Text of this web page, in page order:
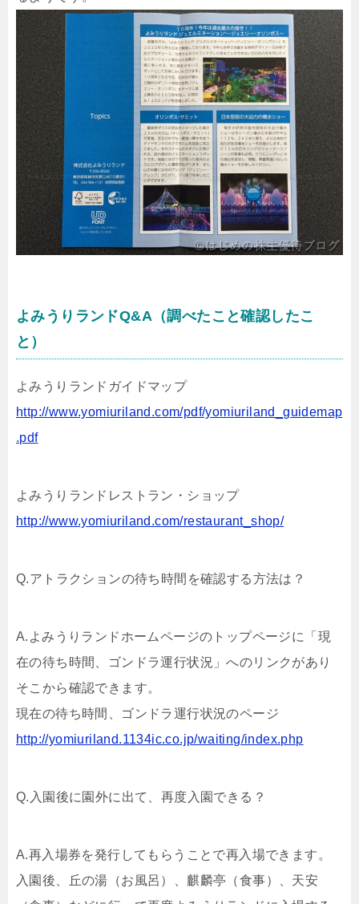
よみうりランドQ&A（調べたこと確認したこ
と）
よみうりランドガイドマップ
http://www.yomiuriland.com/pdf/yomiuriland_guidemap
.pdf
よみうりランドレストラン・ショップ
http://www.yomiuriland.com/restaurant_shop/
Q.アトラクションの待ち時間を確認する方法は？
A.よみうりランドホームページのトップページに「現
在の待ち時間、ゴンドラ運行状況」へのリンクがあり
そこから確認できます。
現在の待ち時間、ゴンドラ運行状況のページ
http://yomiuriland.1134ic.co.jp/waiting/index.php
Q.入園後に園外に出て、再度入園できる？
A.再入場券を発行してもらうことで再入場できます。
入園後、丘の湯（お風呂）、麒麟亭（食事）、天安